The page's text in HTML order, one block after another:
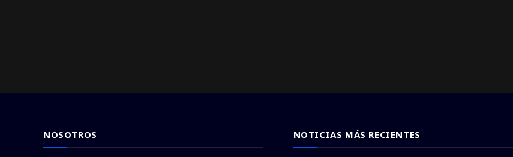
NOSOTROS NOTICIAS MÁS RECIENTES